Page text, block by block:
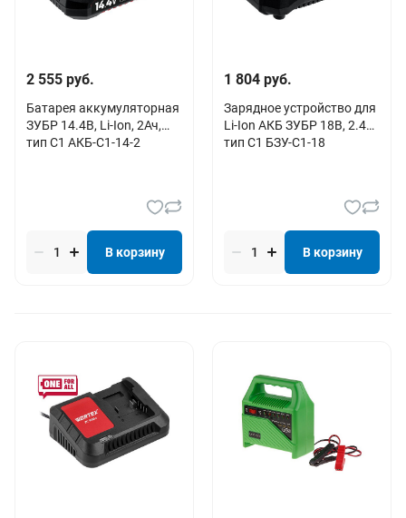
2 555 руб.
Батарея аккумуляторная
ЗУБР 14.4В, Li-Ion, 2Ач,
тип С1 АКБ-С1-14-2
В корзину
1 804 руб.
Зарядное устройство для
Li-Ion АКБ ЗУБР 18В, 2.4А,
тип С1 БЗУ-С1-18
В корзину